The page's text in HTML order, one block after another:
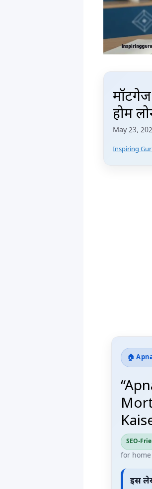
होम
May 23,
Inspiring
🏠
SEO-
for
इस